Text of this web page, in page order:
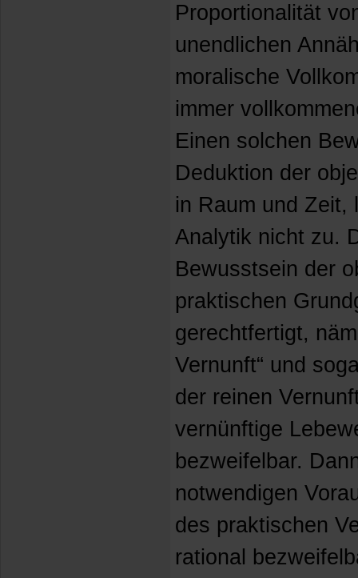
Proportionalität
unendlichen
moralische
immer
Einen solchen
Deduktion der
in Raum und Zeit,
Analytik nicht zu.
Bewusstsein der
praktischen
gerechtfertigt,
Vernunft“ und
der reinen
vernünftige
bezweifelbar.
notwendigen
des praktischen
rational